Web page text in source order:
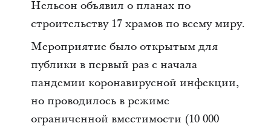
Нельсон объявил о планах по
строительству 17 храмов по всему миру.
Мероприятие было открытым для
публики в первый раз с начала
пандемии коронавирусной инфекции,
но проводилось в режиме
ограниченной вместимости (10 000